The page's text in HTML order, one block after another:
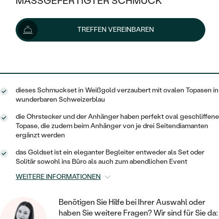
KLASSISCH
V-FORM
VINTAGE
AUSSERGEWÖHNLICHE
GEHÄMMERTE
VON HAND GRAVIERTE
MIT MEHREREN DIAMANTEN
HALO
VINTAGE
AUSSERGEWÖHNLICH
GESTALTE EINEN RING
DIAMANTEN ZUM EINFASSEN
AUSVERKAUF
WENN SCHMUCK HILFT
NACH TYP
OHRRINGE
RINGE
ANHÄNGER / KETTEN
ARMBÄNDER
HERRENSCHMUCK
PLATIN
OHRSTECKER
MINIMALISTISCHE
OHRHÄNGER
SOLITÄR
HERZ
GOLD
SILBER
NACH STYL
SOLITÄR
ZUR GEBURT EINES KINDES
PERSONALISIERT
MINIMALISTISCH
AUSVERKAUF
GOLD
SILBER
PLATIN
NACH STYL
MEMOIRE
MINIMALISTISCHE
TREFFEN VEREINBAREN
889 €936 € -6 %
Lieferoptionen
dieses Schmuckset in Weißgold verzaubert mit ovalen Topasen in
wunderbaren Schweizerblau
die Ohrstecker und der Anhänger haben perfekt oval geschliffene
Topase, die zudem beim Anhänger von je drei Seitendiamanten
ergänzt werden
das Goldset ist ein eleganter Begleiter entweder als Set oder
Solitär sowohl ins Büro als auch zum abendlichen Event
WEITERE INFORMATIONEN
Benötigen Sie Hilfe bei Ihrer Auswahl oder
haben Sie weitere Fragen? Wir sind für Sie da: